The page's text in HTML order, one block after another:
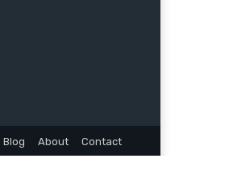
Blog About Contact